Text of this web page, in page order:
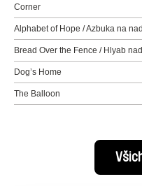
Corner
Alphabet of Hope / Azbuka na
Bread Over the Fence / Hlyab
Dog’s Home
The Balloon